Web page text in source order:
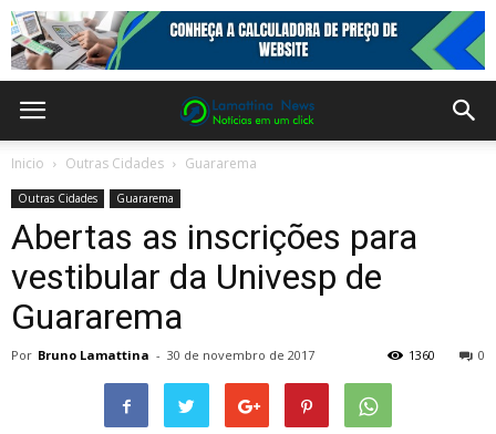
Inicio Outras Cidades Guararema
Outras Cidades Guararema
Abertas as inscrições para
vestibular da Univesp de
Guararema
Por Bruno Lamattina - 30 de novembro de 2017 0
1360